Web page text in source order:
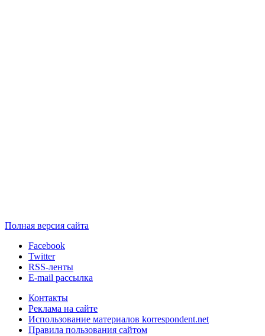
Полная версия сайта
Facebook
Twitter
RSS-ленты
E-mail рассылка
Контакты
Реклама на сайте
Использование материалов korrespondent.net
Правила пользования сайтом